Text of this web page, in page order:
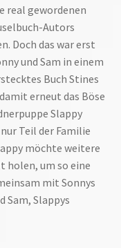
real gewordenen
Autors
Doch das war erst
und Sam in einem
Buch Stines
erneut das Böse
Slappy
Teil der Familie
möchte weitere
holen, um so eine
mit Sonnys
Sam, Slappys